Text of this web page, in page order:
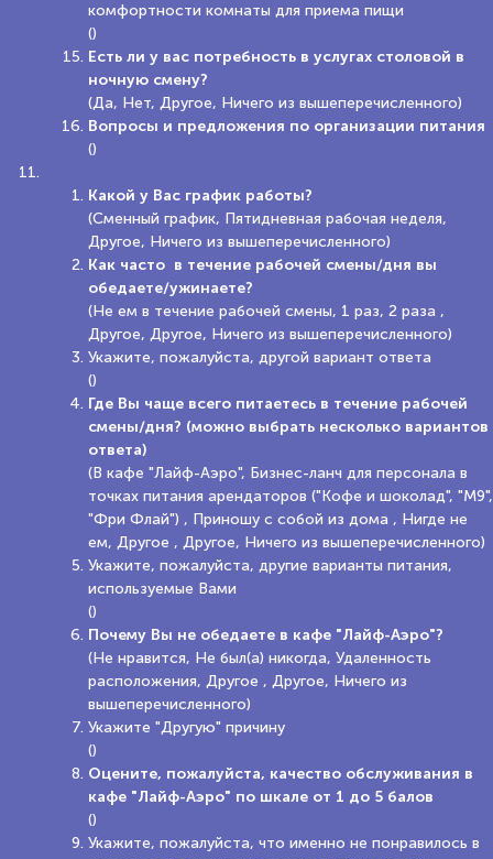
комфортности комнаты для приема пищи
()
Есть ли у вас потребность в услугах столовой в
ночную смену?
(Да, Нет, Другое, Ничего из вышеперечисленного)
Вопросы и предложения по организации питания
()
Какой у Вас график работы?
(Сменный график, Пятидневная рабочая неделя,
Другое, Ничего из вышеперечисленного)
Как часто в течение рабочей смены/дня вы
обедаете/ужинаете?
(Не ем в течение рабочей смены, 1 раз, 2 раза ,
Другое, Другое, Ничего из вышеперечисленного)
Укажите, пожалуйста, другой вариант ответа
()
Где Вы чаще всего питаетесь в течение рабочей
смены/дня? (можно выбрать несколько вариантов
ответа)
(В кафе "Лайф-Аэро", Бизнес-ланч для персонала в
точках питания арендаторов ("Кофе и шоколад", "М9",
"Фри Флай") , Приношу с собой из дома , Нигде не
ем, Другое , Другое, Ничего из вышеперечисленного)
Укажите, пожалуйста, другие варианты питания,
используемые Вами
()
Почему Вы не обедаете в кафе "Лайф-Аэро"?
(Не нравится, Не был(а) никогда, Удаленность
расположения, Другое , Другое, Ничего из
вышеперечисленного)
Укажите "Другую" причину
()
Оцените, пожалуйста, качество обслуживания в
кафе "Лайф-Аэро" по шкале от 1 до 5 балов
()
Укажите, пожалуйста, что именно не понравилось в